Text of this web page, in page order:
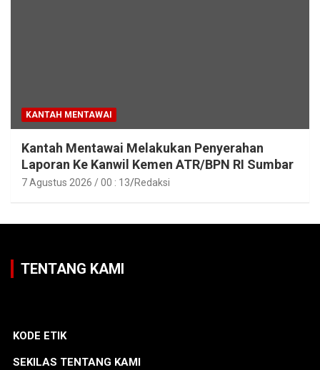
KANTAH MENTAWAI
Kantah Mentawai Melakukan Penyerahan
Laporan Ke Kanwil Kemen ATR/BPN RI Sumbar
7 Agustus 2026 / 00 : 13 Redaksi
TENTANG KAMI
KODE ETIK
SEKILAS TENTANG KAMI